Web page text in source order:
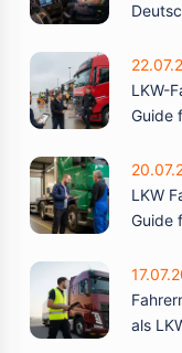
LKW-
Guide
LKW
Guide
als